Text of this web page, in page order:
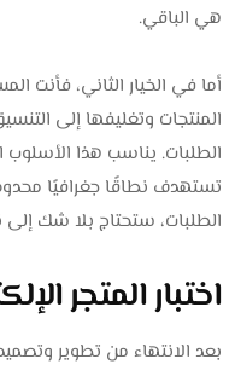
هي الباقي.
أما في الخيار الثاني، فأنت
المنتجات وتغليفها إلى
الطلبات. يناسب هذا الأسلوب
تستهدف نطاقًا جغرافيًا
الطلبات، ستحتاج بلا شك
اختبار المتجر
بعد الانتهاء من تطوير